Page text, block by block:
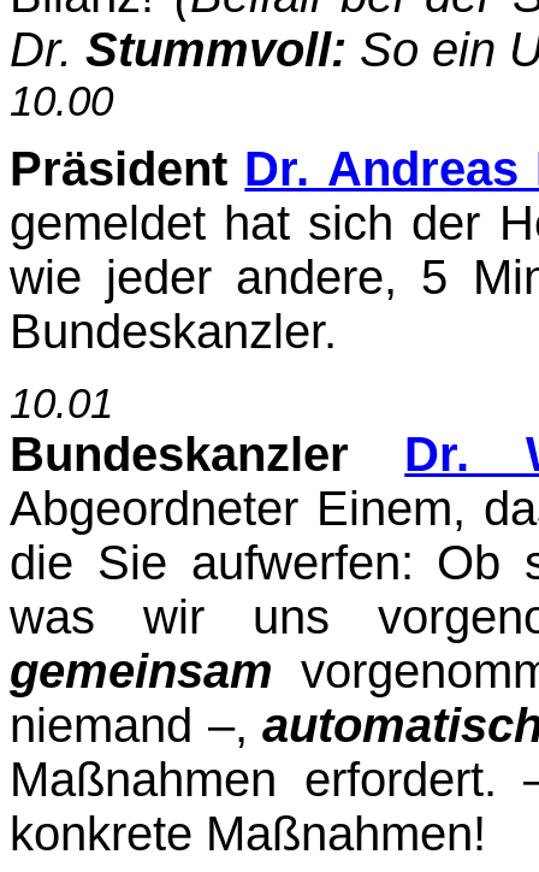
Dr. Stummvoll: So ein
10.00
Präsident Dr. Andreas
gemeldet hat sich der
wie jeder andere, 5
Bundes­kanzler.
10.01
Bundeskanzler Dr.
Abgeordneter Einem,
die Sie aufwerfen: Ob
was wir uns
gemeinsam
niemand –,
Maßnahmen
konkrete Maßnahmen!